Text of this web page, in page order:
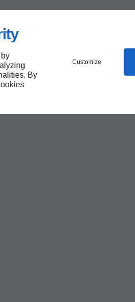
By
Customize